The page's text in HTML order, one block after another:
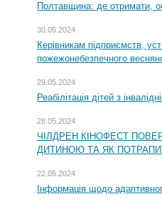
Полтавщина: де отримати,
30.05.2024
Керівникам підприємств,
пожежонебезпечного
29.05.2024
Реабілітація дітей з
28.05.2024
ЧІЛДРЕН КІНОФЕСТ
ДИТИНОЮ ТА ЯК
22.05.2024
Інформація щодо